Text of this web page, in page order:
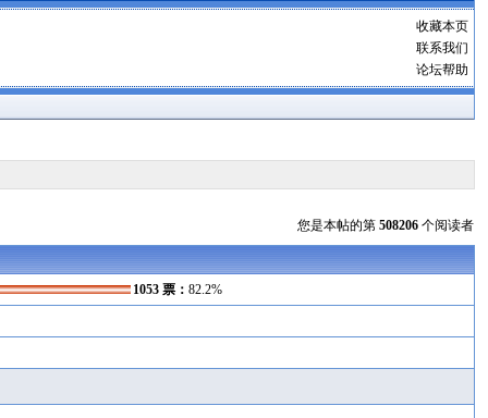
收藏本页
联系我们
论坛帮助
您是本帖的第 508206个阅读者
1053 票：82.2%